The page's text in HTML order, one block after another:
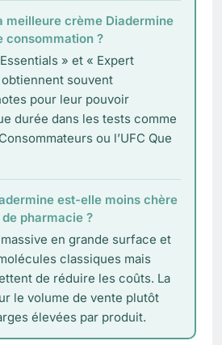
meilleure crème Diadermine
consommation ?
» et « Expert
souvent
pour leur pouvoir
durée dans les tests comme
ou l’UFC Que
est-elle moins chère
pharmacie ?
en grande surface et
classiques mais
de réduire les coûts. La
le volume de vente plutôt
élevées par produit.